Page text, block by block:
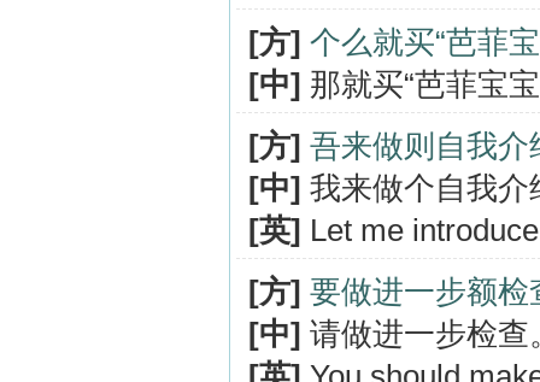
[方] 个么就买“芭菲
[中] 那就买“芭菲宝
[方] 吾来做则自我介
[中] 我来做个自我介
[英] Let me
[方] 要做进一步额检
[中] 请做进一步检查